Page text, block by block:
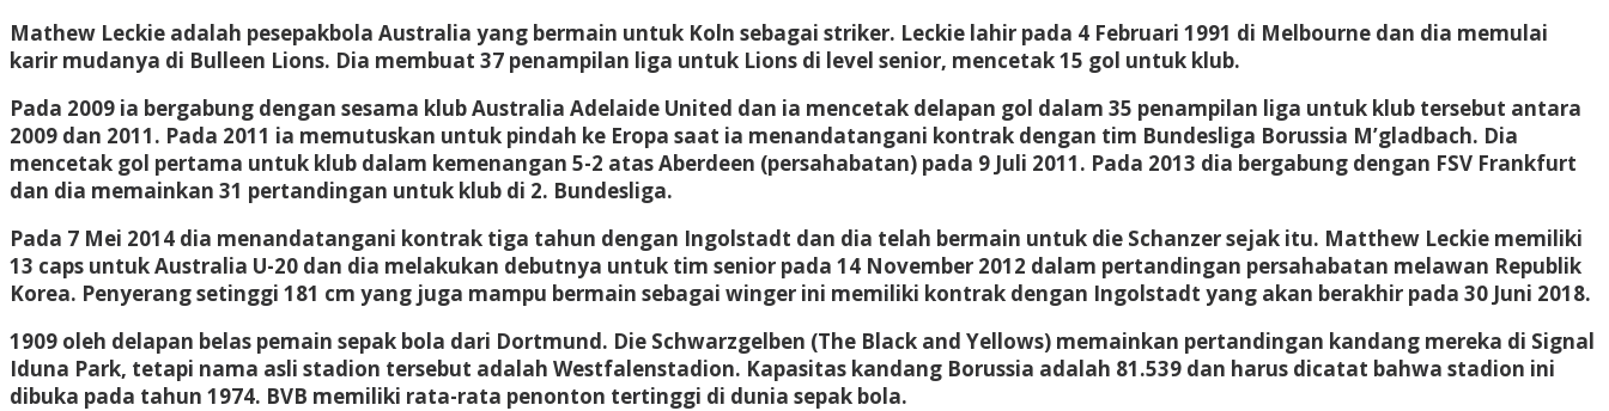
Mathew Leckie adalah pesepakbola Australia yang bermain untuk Koln sebagai striker. Leckie lahir pada 4 Februari 1991 di Melbourne dan dia memulai
karir mudanya di Bulleen Lions. Dia membuat 37 penampilan liga untuk Lions di level senior, mencetak 15 gol untuk klub.
Pada 2009 ia bergabung dengan sesama klub Australia Adelaide United dan ia mencetak delapan gol dalam 35 penampilan liga untuk klub tersebut antara
2009 dan 2011. Pada 2011 ia memutuskan untuk pindah ke Eropa saat ia menandatangani kontrak dengan tim Bundesliga Borussia M’gladbach. Dia
mencetak gol pertama untuk klub dalam kemenangan 5-2 atas Aberdeen (persahabatan) pada 9 Juli 2011. Pada 2013 dia bergabung dengan FSV Frankfurt
dan dia memainkan 31 pertandingan untuk klub di 2. Bundesliga.
Pada 7 Mei 2014 dia menandatangani kontrak tiga tahun dengan Ingolstadt dan dia telah bermain untuk die Schanzer sejak itu. Matthew Leckie memiliki
13 caps untuk Australia U-20 dan dia melakukan debutnya untuk tim senior pada 14 November 2012 dalam pertandingan persahabatan melawan Republik
Korea. Penyerang setinggi 181 cm yang juga mampu bermain sebagai winger ini memiliki kontrak dengan Ingolstadt yang akan berakhir pada 30 Juni 2018.
1909 oleh delapan belas pemain sepak bola dari Dortmund. Die Schwarzgelben (The Black and Yellows) memainkan pertandingan kandang mereka di Signal
Iduna Park, tetapi nama asli stadion tersebut adalah Westfalenstadion. Kapasitas kandang Borussia adalah 81.539 dan harus dicatat bahwa stadion ini
dibuka pada tahun 1974. BVB memiliki rata-rata penonton tertinggi di dunia sepak bola.